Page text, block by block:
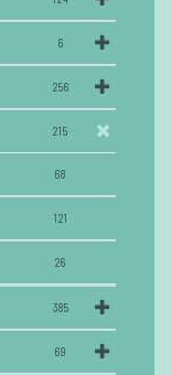
6
256
215
68
121
26
385
69